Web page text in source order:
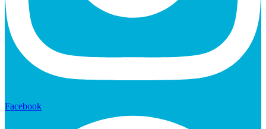
Facebook